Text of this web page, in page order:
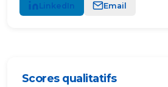
Scores qualitatifs
LinkedIn Email